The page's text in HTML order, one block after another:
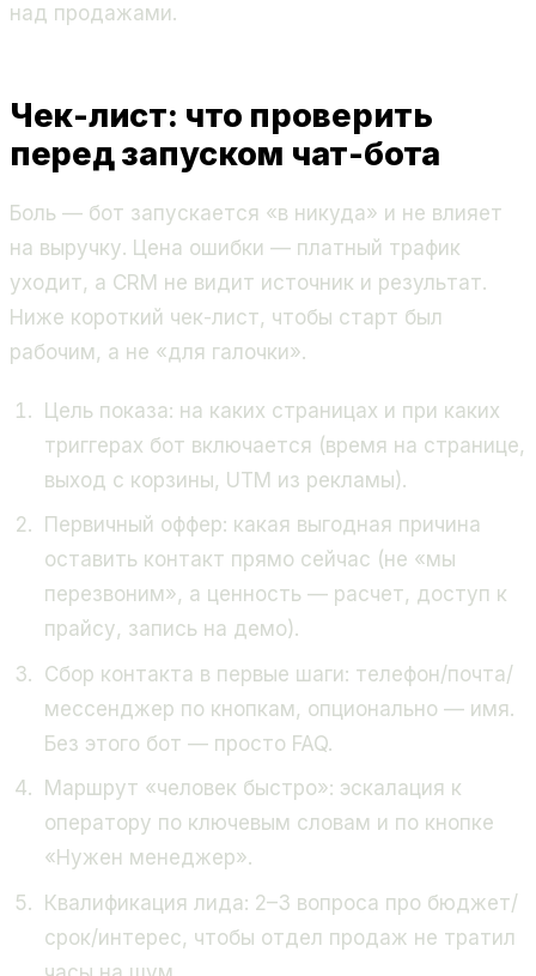
над продажами.
Чек-лист: что проверить
перед запуском чат-бота
Боль — бот запускается «в никуда» и не влияет
на выручку. Цена ошибки — платный трафик
уходит, а CRM не видит источник и результат.
Ниже короткий чек-лист, чтобы старт был
рабочим, а не «для галочки».
Цель показа: на каких страницах и при каких
триггерах бот включается (время на странице,
выход с корзины, UTM из рекламы).
Первичный оффер: какая выгодная причина
оставить контакт прямо сейчас (не «мы
перезвоним», а ценность — расчет, доступ к
прайсу, запись на демо).
Сбор контакта в первые шаги: телефон/почта/
мессенджер по кнопкам, опционально — имя.
Без этого бот — просто FAQ.
Маршрут «человек быстро»: эскалация к
оператору по ключевым словам и по кнопке
«Нужен менеджер».
Квалификация лида: 2–3 вопроса про бюджет/
срок/интерес, чтобы отдел продаж не тратил